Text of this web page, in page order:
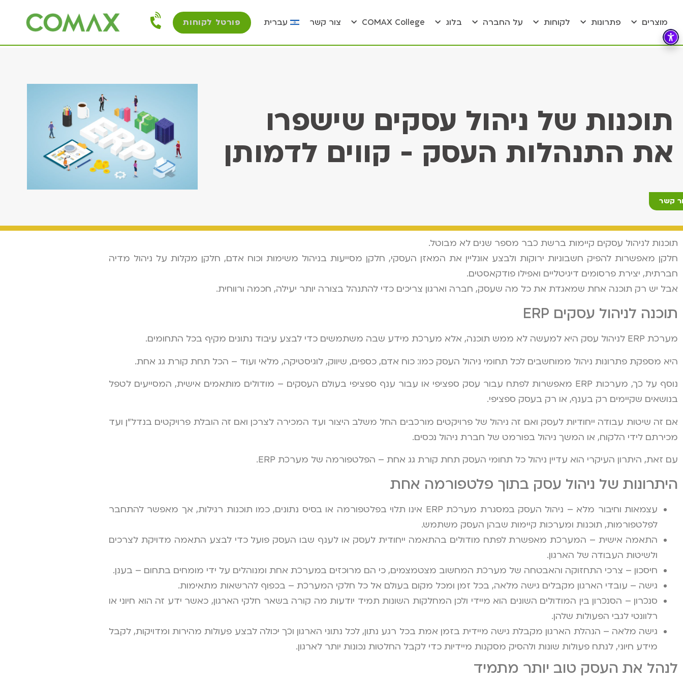
מוצרים פתרונות לקוחות על החברה בלוג COMAX College צור קשר עברית פורטל לקוחות
קשר
תוכנות של ניהול עסקים שישפרו
את התנהלות העסק - קווים לדמותן
תוכנות לניהול עסקים קיימות ברשת כבר מספר שנים לא מבוטל.
חלקן מאפשרות להפיק חשבוניות ירוקות ולבצע אונליין את המאזן העסקי, חלקן מסייעות בניהול משימות וכוח אדם, חלקן מקלות על ניהול מדיה
חברתית, יצירת פרסומים דיגיטליים ואפילו פודקאסטים.
אבל יש רק תוכנה אחת שמאגדת את כל מה שעסק, חברה וארגון צריכים כדי להתנהל בצורה יותר יעילה, חכמה ורווחית.
תוכנה לניהול עסקים ERP
מערכת ERP לניהול עסק היא למעשה לא ממש תוכנה, אלא מערכת מידע שבה משתמשים כדי לבצע עיבוד נתונים מקיף בכל התחומים.
היא מספקת פתרונות ניהול ממוחשבים לכל תחומי ניהול העסק כמו: כוח אדם, כספים, שיווק, לוגיסטיקה, מלאי ועוד – הכל תחת קורת גג אחת.
נוסף על כך, מערכות ERP מאפשרות לפתח עבור עסק ספציפי או עבור ענף ספציפי בעולם העסקים – מודולים מותאמים אישית, המסייעים לטפל
בנושאים שקיימים רק בענף, או רק בעסק ספציפי.
אם זה שיטות עבודה ייחודיות לעסק ואם זה ניהול של פרויקטים מורכבים החל משלב היצור ועד המכירה לצרכן ואם זה הובלת פרויקטים בנדל"ן ועד
מכירתם לידי הלקוח, או המשך ניהול בפורמט של חברת ניהול נכסים.
עם זאת, היתרון העיקרי הוא עדיין ניהול כל תחומי העסק תחת קורת גג אחת – הפלטפורמה של מערכת ERP.
היתרונות של ניהול עסק בתוך פלטפורמה אחת
עצמאות וחיבור מלא – ניהול העסק במסגרת מערכת ERP אינו תלוי בפלטפורמה או בסיס נתונים, כמו תוכנות רגילות, אך מאפשר להתחבר
לפלטפורמות, תוכנות ומערכות קיימות שבהן העסק משתמש.
התאמה אישית – המערכת מאפשרת לפתח מודולים בהתאמה ייחודית לעסק או לענף שבו העסק פועל כדי לבצע התאמה מדויקת לצרכים
ולשיטות העבודה של הארגון.
חיסכון – צרכי התחזוקה והאבטחה של מערכת המחשוב מצטמצמים, כי הם מרוכזים במערכת אחת ומנוהלים על ידי מומחים בתחום – בענן.
גישה – עובדי הארגון מקבלים גישה מלאה, בכל זמן ומכל מקום בעולם אל כל חלקי המערכת – בכפוף להרשאות מתאימות.
סנכרון – הסנכרון בין המודולים השונים הוא מיידי ולכן המחלקות השונות תמיד יודעות מה קורה בשאר חלקי הארגון, כאשר ידע זה הוא חיוני או
רלוונטי לגבי הפעולות שלהן.
גישה מלאה – הנהלת הארגון מקבלת גישה מיידית בזמן אמת בכל רגע נתון, לכל נתוני הארגון וכך יכולה לבצע פעולות מהירות ומדויקות, לקבל
מידע חיוני, לנתח פעולות שונות ולהסיק מסקנות מיידיות כדי לקבל החלטות נכונות יותר לארגון.
לנהל את העסק טוב יותר מתמיד